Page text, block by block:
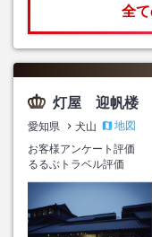
全
灯屋 迎帆楼
愛知県 犬山
地図
お客様アンケート評価
るるぶトラベル評価